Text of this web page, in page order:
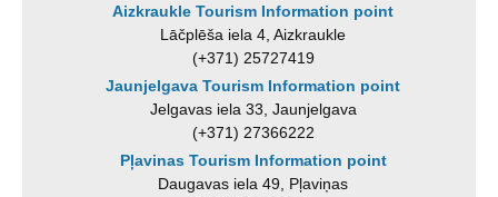
Aizkraukle Tourism Information point
Lāčplēša iela 4, Aizkraukle
(+371) 25727419
Jaunjelgava Tourism Information point
Jelgavas iela 33, Jaunjelgava
(+371) 27366222
Pļavinas Tourism Information point
Daugavas iela 49, Pļaviņas